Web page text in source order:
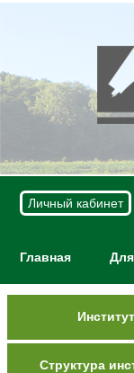
Личный кабинет
Главная
Институт
Структура